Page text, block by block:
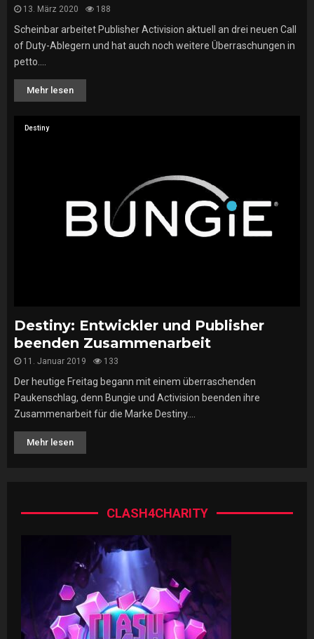
13. März 2020 188
Scheinbar arbeitet Publisher Activision aktuell an drei neuen Call
of Duty-Ablegern und hat auch noch weitere Überraschungen in
petto....
Mehr lesen
Destiny
Destiny: Entwickler und Publisher
beenden Zusammenarbeit
11. Januar 2019 133
Der heutige Freitag begann mit einem überraschenden
Paukenschlag, denn Bungie und Activision beenden ihre
Zusammenarbeit für die Marke Destiny....
Mehr lesen
CLASH4CHARITY